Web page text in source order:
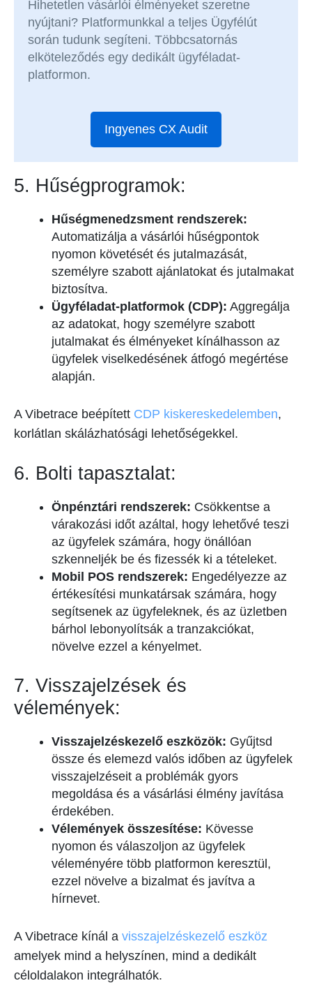
Hihetetlen vásárlói élményeket szeretne
nyújtani? Platformunkkal a teljes Ügyfélút
során tudunk segíteni. Többcsatornás
elköteleződés egy dedikált ügyféladat-
platformon.
Ingyenes CX Audit
5. Hűségprogramok:
Hűségmenedzsment rendszerek:
Automatizálja a vásárlói hűségpontok
nyomon követését és jutalmazását,
személyre szabott ajánlatokat és jutalmakat
biztosítva.
Ügyféladat-platformok (CDP): Aggregálja
az adatokat, hogy személyre szabott
jutalmakat és élményeket kínálhasson az
ügyfelek viselkedésének átfogó megértése
alapján.
A Vibetrace beépített CDP kiskereskedelemben,
korlátlan skálázhatósági lehetőségekkel.
6. Bolti tapasztalat:
Önpénztári rendszerek: Csökkentse a
várakozási időt azáltal, hogy lehetővé teszi
az ügyfelek számára, hogy önállóan
szkenneljék be és fizessék ki a tételeket.
Mobil POS rendszerek: Engedélyezze az
értékesítési munkatársak számára, hogy
segítsenek az ügyfeleknek, és az üzletben
bárhol lebonyolítsák a tranzakciókat,
növelve ezzel a kényelmet.
7. Visszajelzések és
vélemények:
Visszajelzéskezelő eszközök: Gyűjtsd
össze és elemezd valós időben az ügyfelek
visszajelzéseit a problémák gyors
megoldása és a vásárlási élmény javítása
érdekében.
Vélemények összesítése: Kövesse
nyomon és válaszoljon az ügyfelek
véleményére több platformon keresztül,
ezzel növelve a bizalmat és javítva a
hírnevet.
A Vibetrace kínál a visszajelzéskezelő eszköz
amelyek mind a helyszínen, mind a dedikált
céloldalakon integrálhatók.